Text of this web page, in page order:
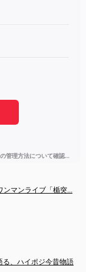
ンマンライブ「楯突...
る、ハイポジ今昔物語